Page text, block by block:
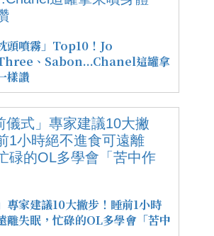
頭噴霧」Top10！Jo
、Sabon...Chanel這罐拿
樣讚
專家建議10大撇步！睡前1小時
離失眠，忙碌的OL多學會「苦中